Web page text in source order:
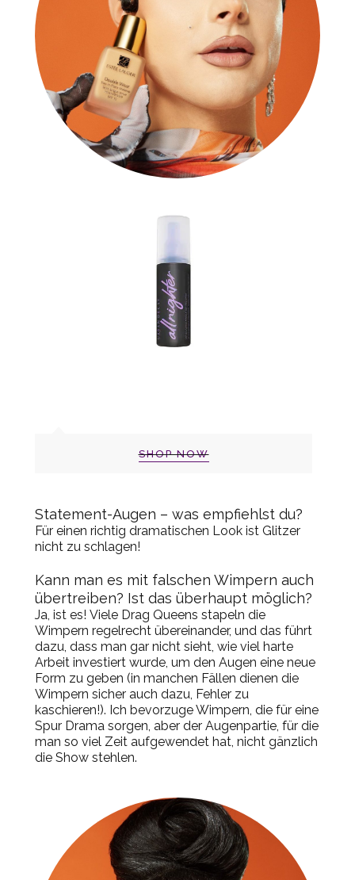
SHOP NOW
Statement-Augen – was empfiehlst du?
Für einen richtig dramatischen Look ist Glitzer
nicht zu schlagen!
Kann man es mit falschen Wimpern auch
übertreiben? Ist das überhaupt möglich?
Ja, ist es! Viele Drag Queens stapeln die
Wimpern regelrecht übereinander, und das führt
dazu, dass man gar nicht sieht, wie viel harte
Arbeit investiert wurde, um den Augen eine neue
Form zu geben (in manchen Fällen dienen die
Wimpern sicher auch dazu, Fehler zu
kaschieren!). Ich bevorzuge Wimpern, die für eine
Spur Drama sorgen, aber der Augenpartie , für die
man so viel Zeit aufgewendet hat , nicht gänzlich
die Show stehlen.